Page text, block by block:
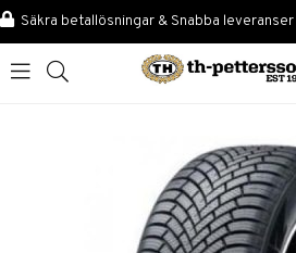
Säkra betallösningar & Snabba leveranser